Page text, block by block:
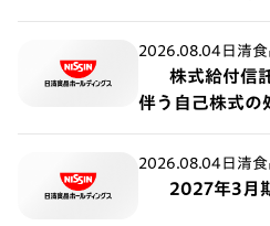
2026.08.04 日清
株式給付信
伴う自己株式の
2026.08.04 日清
2027年3月